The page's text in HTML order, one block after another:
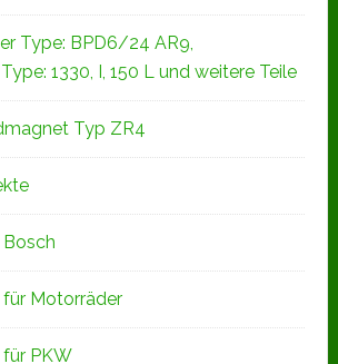
Type: BPD6/24 AR9,
1330, I, 150 L und weitere Teile
Typ ZR4
Motorräder
PKW